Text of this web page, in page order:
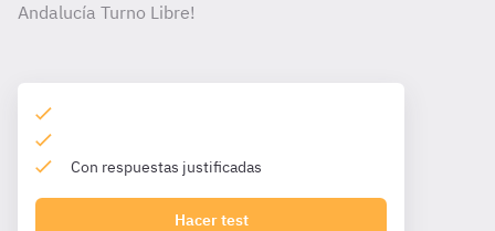
Andalucía Turno Libre!
Con respuestas justificadas
Hacer test